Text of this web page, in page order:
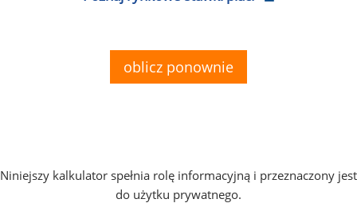
oblicz ponownie
Niniejszy kalkulator spełnia rolę informacyjną i przeznaczony jest
do użytku prywatnego.